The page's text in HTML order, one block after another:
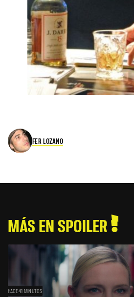
FER LOZANO
MÁS EN SPOILER
HACE 41 MINUTOS